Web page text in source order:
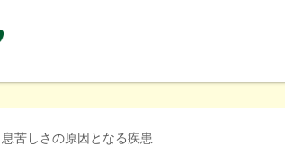
苦しさの原因となる疾患